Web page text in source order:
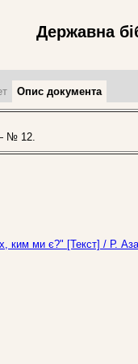
Державна
Опис документа
№ 12.
ким ми є?" [Текст] / Р.